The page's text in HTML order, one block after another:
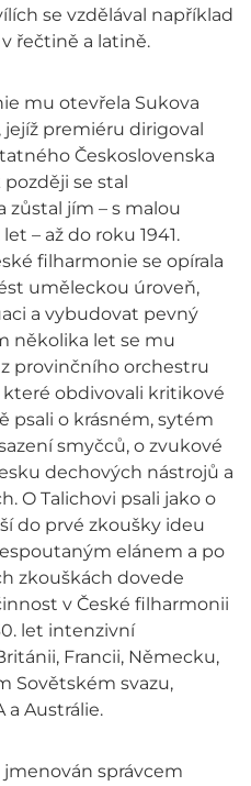
se vzdělával například
řečtině a latině.
mu otevřela Sukova
jejíž premiéru dirigoval
Československa
později se stal
jím – s malou
– až do roku 1941.
filharmonie se opírala
uměleckou úroveň,
a vybudovat pevný
několika let se mu
provinčního orchestru
obdivovali kritikové
psali o krásném, sytém
smyčců, o zvukové
dechových nástrojů a
O Talichovi psali jako o
do prvé zkoušky ideu
elánem a po
zkouškách dovede
v České filharmonii
let intenzivní
Francii, Německu,
Sovětském svazu,
a Austrálie.
jmenován správcem